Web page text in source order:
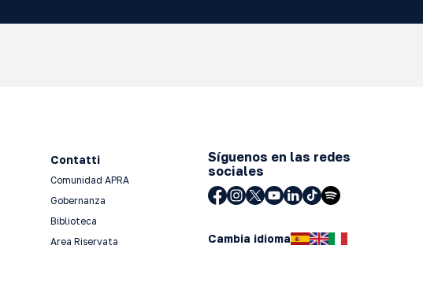
Contatti
Comunidad APRA
Gobernanza
Biblioteca
Area Riservata
Síguenos en las redes
sociales
Cambia idioma